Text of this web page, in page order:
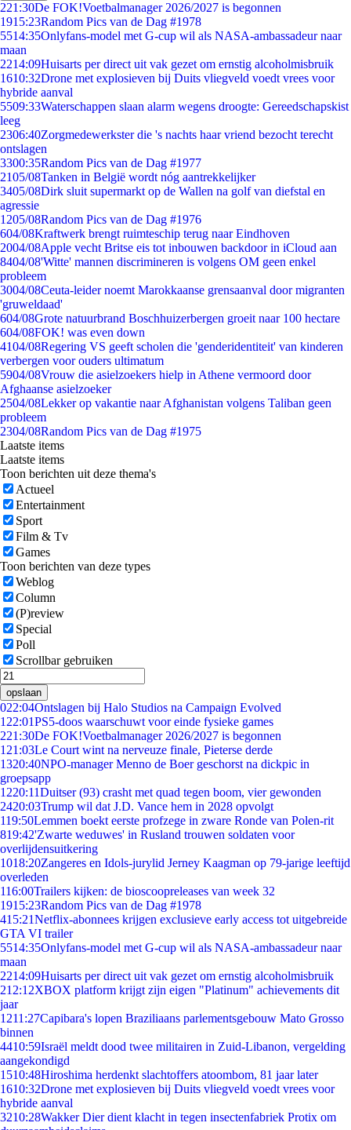
221:30De FOK!Voetbalmanager 2026/2027 is begonnen
1915:23Random Pics van de Dag #1978
5514:35Onlyfans-model met G-cup wil als NASA-ambassadeur naar
maan
2214:09Huisarts per direct uit vak gezet om ernstig alcoholmisbruik
1610:32Drone met explosieven bij Duits vliegveld voedt vrees voor
hybride aanval
5509:33Waterschappen slaan alarm wegens droogte: Gereedschapskist
leeg
2306:40Zorgmedewerkster die 's nachts haar vriend bezocht terecht
ontslagen
3300:35Random Pics van de Dag #1977
2105/08Tanken in België wordt nóg aantrekkelijker
3405/08Dirk sluit supermarkt op de Wallen na golf van diefstal en
agressie
1205/08Random Pics van de Dag #1976
604/08Kraftwerk brengt ruimteschip terug naar Eindhoven
2004/08Apple vecht Britse eis tot inbouwen backdoor in iCloud aan
8404/08'Witte' mannen discrimineren is volgens OM geen enkel
probleem
3004/08Ceuta-leider noemt Marokkaanse grensaanval door migranten
'gruweldaad'
604/08Grote natuurbrand Boschhuizerbergen groeit naar 100 hectare
604/08FOK! was even down
4104/08Regering VS geeft scholen die 'genderidentiteit' van kinderen
verbergen voor ouders ultimatum
5904/08Vrouw die asielzoekers hielp in Athene vermoord door
Afghaanse asielzoeker
2504/08Lekker op vakantie naar Afghanistan volgens Taliban geen
probleem
2304/08Random Pics van de Dag #1975
Laatste items
Laatste items
Toon berichten uit deze thema's
Actueel
Entertainment
Sport
Film & Tv
Games
Toon berichten van deze types
Weblog
Column
(P)review
Special
Poll
Scrollbar gebruiken
opslaan
022:04Ontslagen bij Halo Studios na Campaign Evolved
1 22:01PS5-doos waarschuwt voor einde fysieke games
221:30De FOK!Voetbalmanager 2026/2027 is begonnen
1 21:03Le Court wint na nerveuze finale, Pieterse derde
1320:40NPO-manager Menno de Boer geschorst na dickpic in
groepsapp
1220:11Duitser (93) crasht met quad tegen boom, vier gewonden
2420:03Trump wil dat J.D. Vance hem in 2028 opvolgt
119:50Lemmen boekt eerste profzege in zware Ronde van Polen-rit
819:42'Zwarte weduwes' in Rusland trouwen soldaten voor
overlijdensuitkering
1018:20Zangeres en Idols-jurylid Jerney Kaagman op 79-jarige leeftijd
overleden
116:00Trailers kijken: de bioscoopreleases van week 32
1915:23Random Pics van de Dag #1978
415:21Netflix-abonnees krijgen exclusieve early access tot uitgebreide
GTA VI trailer
5514:35Onlyfans-model met G-cup wil als NASA-ambassadeur naar
maan
2214:09Huisarts per direct uit vak gezet om ernstig alcoholmisbruik
212:12XBOX platform krijgt zijn eigen "Platinum" achievements dit
jaar
1211:27Capibara's lopen Braziliaans parlementsgebouw Mato Grosso
binnen
4410:59Israël meldt dood twee militairen in Zuid-Libanon, vergelding
aangekondigd
1510:48Hiroshima herdenkt slachtoffers atoombom, 81 jaar later
1610:32Drone met explosieven bij Duits vliegveld voedt vrees voor
hybride aanval
3210:28Wakker Dier dient klacht in tegen insectenfabriek Protix om